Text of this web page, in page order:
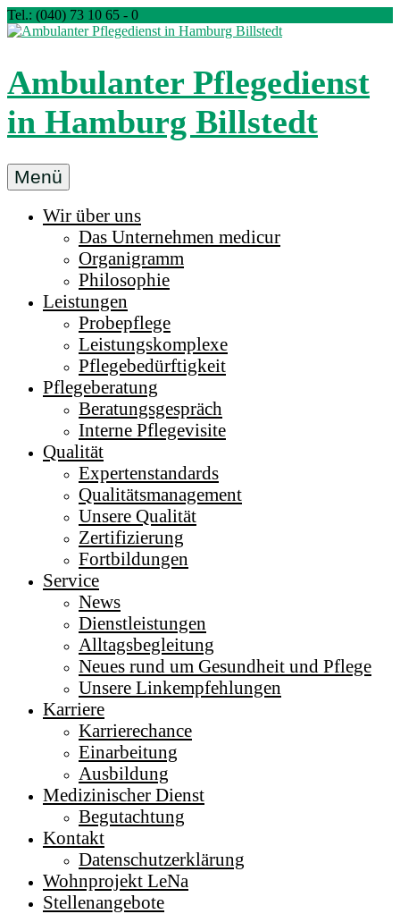
Zum
Inhalt
Tel.: (040) 73 10 65 - 0
Ambulanter Pflegedienst
in Hamburg Billstedt
Ambulanter
Pflegedienst
medicur
Billstedt
Hamburg
Menü
Wir über uns
Das Unternehmen medicur
Organigramm
Philosophie
Leistungen
Probepflege
Leistungskomplexe
Pflegebedürftigkeit
Pflegeberatung
Beratungsgespräch
Interne Pflegevisite
Qualität
Expertenstandards
Qualitätsmanagement
Unsere Qualität
Zertifizierung
Fortbildungen
Service
News
Dienstleistungen
Alltagsbegleitung
Neues rund um Gesundheit und Pflege
Unsere Linkempfehlungen
Karriere
Karrierechance
Einarbeitung
Ausbildung
Medizinischer Dienst
Begutachtung
Kontakt
Datenschutzerklärung
Wohnprojekt LeNa
Stellenangebote